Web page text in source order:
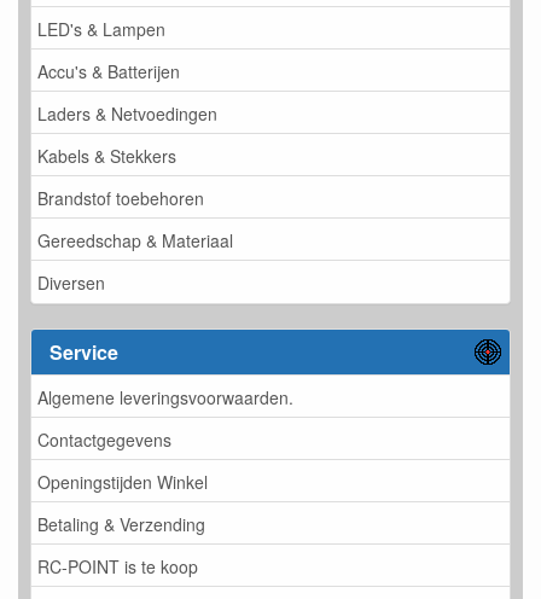
LED's & Lampen
Accu's & Batterijen
Laders & Netvoedingen
Kabels & Stekkers
Brandstof toebehoren
Gereedschap & Materiaal
Diversen
Service
Algemene leveringsvoorwaarden.
Contactgegevens
Openingstijden Winkel
Betaling & Verzending
RC-POINT is te koop